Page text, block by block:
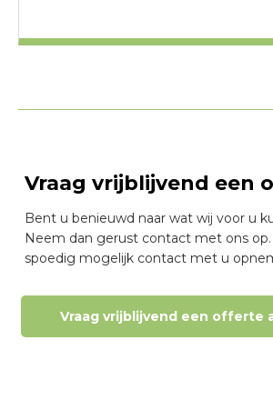
Vraag vrijblijvend een
Bent u benieuwd naar wat wij voor u
Neem dan gerust contact met ons op.
spoedig mogelijk contact met u
Vraag vrijblijvend een offerte